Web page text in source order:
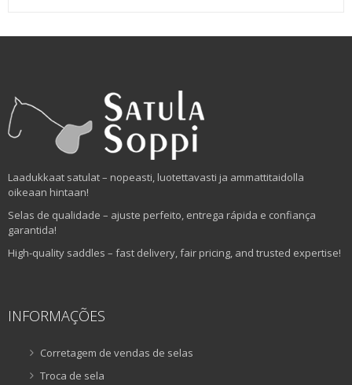
Laadukkaat satulat – nopeasti, luotettavasti ja ammattitaidolla
oikeaan hintaan!
Selas de qualidade – ajuste perfeito, entrega rápida e confiança
garantida!
High-quality saddles – fast delivery, fair pricing, and trusted expertise!
INFORMAÇÕES
Corretagem de vendas de selas
Troca de sela